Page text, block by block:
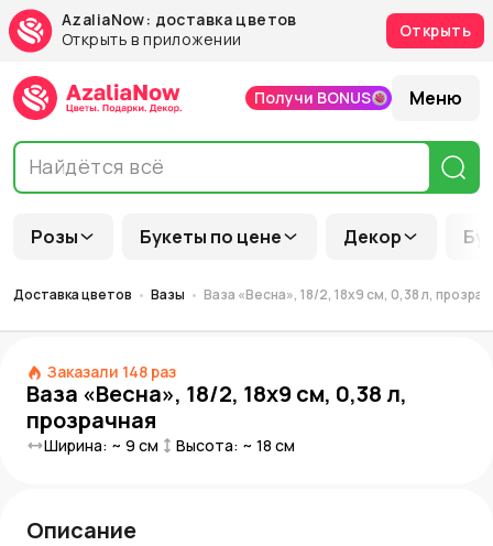
AzaliaNow: доставка цветов
Открыть в приложении
Открыть
Розы Букеты по цене Декор
Получи BONUS Меню
Доставка цветов Вазы Ваза «Весна», 18/2, 18х9 см, 0,38 л,
Заказали 148 раз
Ваза «Весна», 18/2, 18х9 см, 0,38 л,
прозрачная
Ширина: ~ 9 см Высота: ~ 18 см
Описание